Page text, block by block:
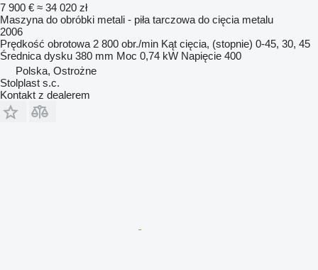
7 900 € ≈ 34 020 zł
Maszyna do obróbki metali - piła tarczowa do cięcia metalu
2006
Prędkość obrotowa 2 800 obr./min Kąt cięcia, (stopnie) 0-45, 30, 45
Średnica dysku 380 mm Moc 0,74 kW Napięcie 400
Polska, Ostrożne
Stolplast s.c.
Kontakt z dealerem